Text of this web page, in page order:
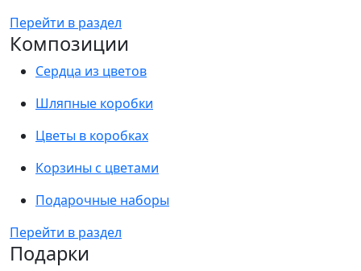
Перейти в раздел
Композиции
Сердца из цветов
Шляпные коробки
Цветы в коробках
Корзины с цветами
Подарочные наборы
Перейти в раздел
Подарки